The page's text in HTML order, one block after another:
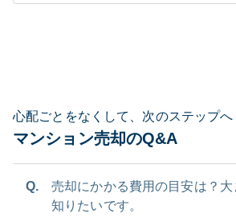
心配ごとをなくして、次のステップへ
マンション売却のQ&A
Q.
売却にかかる費用の目安は？大
知りたいです。